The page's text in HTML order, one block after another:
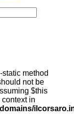
static method
not be
$this
in